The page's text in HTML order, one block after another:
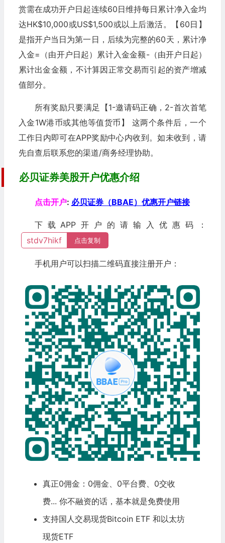
赏需在成功开户日起连续60日维持每日累计净入金均
达HK$10,000或US$1,500或以上后激活。【60日】
是指开户当日为第一日，后续为完整的60天，累计净
入金=（由开户日起）累计入金金额-（由开户日起）
累计出金金额，不计算因正常交易而引起的资产增减
值部分。
所有奖励只要满足【1-邀请码正确，2-首次首笔
入金1W港币或其他等值货币】 这两个条件后，一个
工作日内即可在APP奖励中心内收到。如未收到，请
先自查后联系您的渠道/商务经理协助。
必贝证券美股开户优惠介绍
点击开户: 必贝证券（BBAE）优惠开户链接
下载APP开户的请输入优惠码：
点击复制
stdv7hikf
手机用户可以扫描二维码直接注册开户：
真正0佣金：0佣金、0平台费、0交收
费... 你不融资的话，基本就是免费使用
支持国人交易现货BitcoinETF 和以太坊
现货ETF